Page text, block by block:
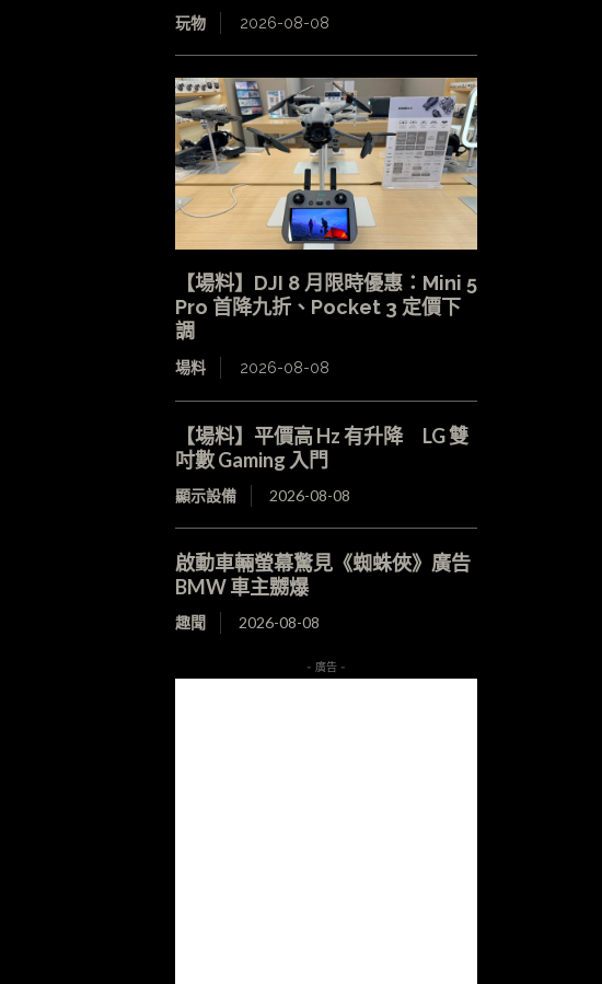
玩物 2026-08-08
【場料】DJI 8 月限時優惠：Mini 5
Pro 首降九折、Pocket 3 定價下
調
場料 2026-08-08
【場料】平價高 Hz 有升降 LG 雙
吋數 Gaming 入門
顯示設備 2026-08-08
啟動車輛螢幕驚見《蜘蛛俠》廣告
BMW 車主嬲爆
趣聞 2026-08-08
- 廣告 -